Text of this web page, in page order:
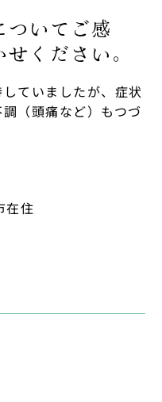
ついてご感
ください。
ていましたが、症状
（頭痛など）もつづ
住